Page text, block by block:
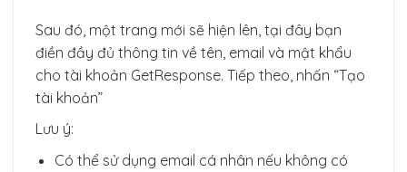
Sau đó, một trang mới sẽ hiện lên, tại đây bạn
điền đầy đủ thông tin về tên, email và mật khẩu
cho tài khoản GetResponse. Tiếp theo, nhấn “Tạo
tài khoản”
Lưu ý:
Có thể sử dụng email cá nhân nếu không có